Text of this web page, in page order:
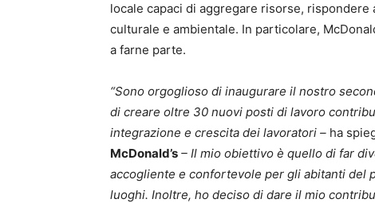
locale capaci di aggregare risorse,
culturale e ambientale. In particolare,
a farne parte.
“Sono orgoglioso di inaugurare il nostro
di creare oltre 30 nuovi posti di lavoro
integrazione e crescita dei lavoratori – ha
McDonald’s – Il mio obiettivo è quello di far
accogliente e confortevole per gli abitanti del
luoghi. Inoltre, ho deciso di dare il mio